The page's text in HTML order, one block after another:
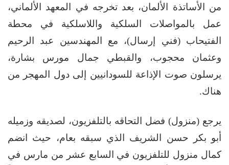
من الأساتذة الألمان، بعد تخرجه في المعهد الألماني،
عمل بالمواصلات السلكية واللاسلكية في محطة
الفتيحاب (فني إرسال)، مع المهندسين عبد الرحيم
وعثمان محجوب، والقبطي جمال مورس بشارة،
يرسلون صوت الإذاعة للسودانيين إلى دول المهجر من
هناك.
يرجع (منزول) فضل التحاقه بالتلفزيون، لصديقه وزميله
أبو بكر حسن الشريف الذي سبقه بعام، حيث انضم
كمال منزول للتلفزيون في السابع عشر من مارس في